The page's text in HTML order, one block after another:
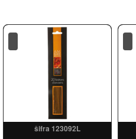
šifra 123092L